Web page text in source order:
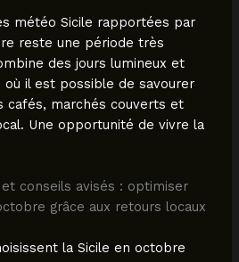
météo Sicile rapportées par
reste une période très
des jours lumineux et
où il est possible de savourer
cafés, marchés couverts et
Une opportunité de vivre la
et conseils avisés : optimiser
grâce aux retours locaux
la Sicile en octobre